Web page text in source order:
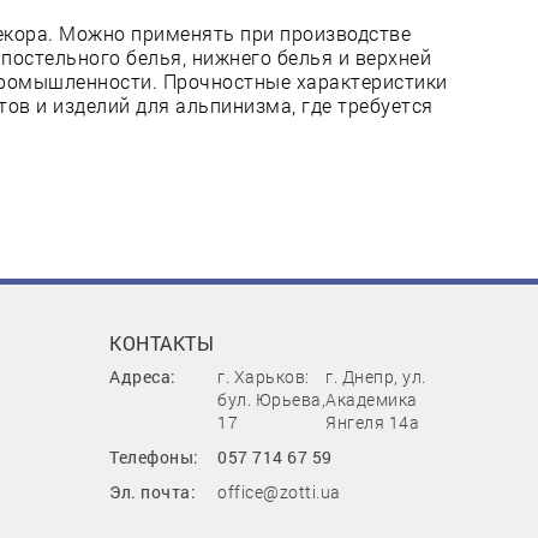
Можно применять при производстве
белья, нижнего белья и верхней
Прочностные характеристики
и изделий для альпинизма, где требуется
КОНТАКТЫ
Адреса:
г. Харьков:
бул. Юрьева,
17
г. Днепр, ул.
Академика
Янгеля 14а
Телефоны:
057 714 67 59
Эл. почта:
office@zotti.ua